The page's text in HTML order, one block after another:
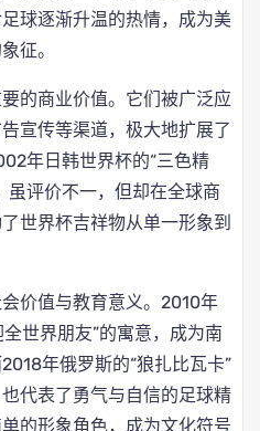
球逐渐升温的热情，成为美
征。
的商业价值。它们被广泛应
宣传等渠道，极大地扩展了
年日韩世界杯的“三色精
虽评价不一，但却在全球商
世界杯吉祥物从单一形象到
价值与教育意义。2010年
世界朋友”的寓意，成为南
年俄罗斯的“狼扎比瓦卡”
代表了勇气与自信的足球精
的形象角色，成为文化符号